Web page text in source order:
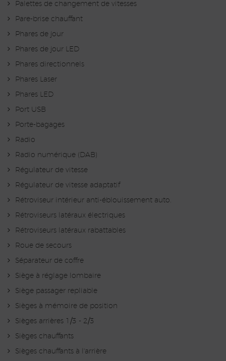
Palettes de changement de vitesses
Pare-brise chauffant
Phares de jour
Phares de jour LED
Phares directionnels
Phares Laser
Phares LED
Port USB
Porte-bagages
Radio
Radio numérique (DAB)
Régulateur de vitesse
Régulateur de vitesse adaptatif
Rétroviseur intérieur anti-éblouissement auto.
Rétroviseurs latéraux électriques
Rétroviseurs latéraux rabattables
Roue de secours
Séparateur de coffre
Siège à réglage lombaire
Siège passager repliable
Sièges à mémoire de position
Sièges arrières 1/3 - 2/3
Sièges chauffants
Sièges chauffants à l'arrière